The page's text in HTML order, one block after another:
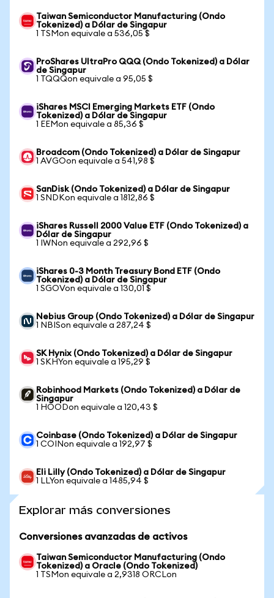
Taiwan Semiconductor Manufacturing (Ondo
Tokenized) a Dólar de Singapur
1 TSMon equivale a 536,05 $
ProShares UltraPro QQQ (Ondo Tokenized) a Dólar
de Singapur
1 TQQQon equivale a 95,05 $
iShares MSCI Emerging Markets ETF (Ondo
Tokenized) a Dólar de Singapur
1 EEMon equivale a 85,36 $
Broadcom (Ondo Tokenized) a Dólar de Singapur
1 AVGOon equivale a 541,98 $
SanDisk (Ondo Tokenized) a Dólar de Singapur
1 SNDKon equivale a 1812,86 $
iShares Russell 2000 Value ETF (Ondo Tokenized) a
Dólar de Singapur
1 IWNon equivale a 292,96 $
iShares 0-3 Month Treasury Bond ETF (Ondo
Tokenized) a Dólar de Singapur
1 SGOVon equivale a 130,01 $
Nebius Group (Ondo Tokenized) a Dólar de Singapur
1 NBISon equivale a 287,24 $
SK Hynix (Ondo Tokenized) a Dólar de Singapur
1 SKHYon equivale a 195,29 $
Robinhood Markets (Ondo Tokenized) a Dólar de
Singapur
1 HOODon equivale a 120,43 $
Coinbase (Ondo Tokenized) a Dólar de Singapur
1 COINon equivale a 192,97 $
Eli Lilly (Ondo Tokenized) a Dólar de Singapur
1 LLYon equivale a 1485,94 $
Explorar más conversiones
Conversiones avanzadas de activos
Taiwan Semiconductor Manufacturing (Ondo
Tokenized) a Oracle (Ondo Tokenized)
1 TSMon equivale a 2,9318 ORCLon